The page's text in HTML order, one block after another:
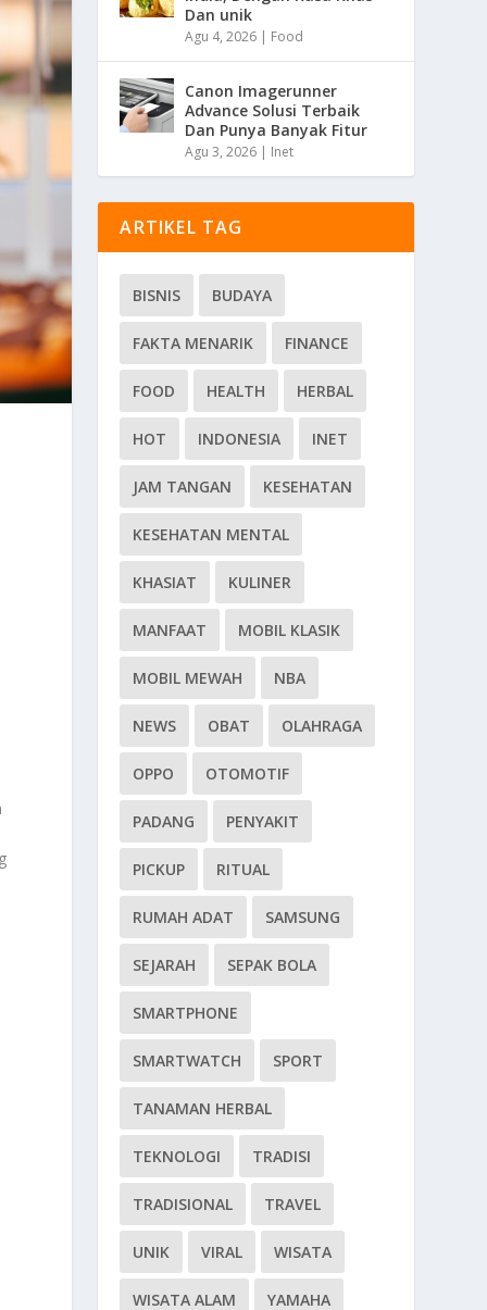
Dan unik
Agu 4, 2026 | Food
Canon Imagerunner
Advance Solusi Terbaik
Dan Punya Banyak Fitur
Agu 3, 2026 | Inet
ARTIKEL TAG
BISNIS BUDAYA
FAKTA MENARIK FINANCE
FOOD HEALTH HERBAL
HOT INDONESIA INET
JAM TANGAN KESEHATAN
KESEHATAN MENTAL
KHASIAT KULINER
MANFAAT MOBIL KLASIK
MOBIL MEWAH NBA
NEWS OBAT OLAHRAGA
OPPO OTOMOTIF
PADANG PENYAKIT
PICKUP RITUAL
RUMAH ADAT SAMSUNG
SEJARAH SEPAK BOLA
SMARTPHONE
SMARTWATCH SPORT
TANAMAN HERBAL
TEKNOLOGI TRADISI
TRADISIONAL TRAVEL
UNIK VIRAL WISATA
WISATA ALAM YAMAHA